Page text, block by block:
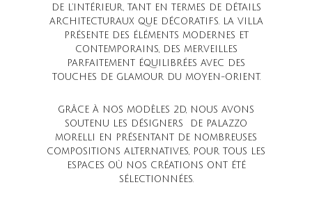
DE L’INTÉRIEUR, TANT EN TERMES DE DÉTAILS
ARCHITECTURAUX QUE DÉCORATIFS. LA VILLA
PRÉSENTE DES ÉLÉMENTS MODERNES ET
CONTEMPORAINS, DES MERVEILLES
PARFAITEMENT ÉQUILIBRÉES AVEC DES
TOUCHES DE GLAMOUR DU MOYEN-ORIENT.
GRÂCE À NOS MODÈLES 2D, NOUS AVONS
SOUTENU LES DÉSIGNERS DE PALAZZO
MORELLI EN PRÉSENTANT DE NOMBREUSES
COMPOSITIONS ALTERNATIVES, POUR TOUS LES
ESPACES OÙ NOS CRÉATIONS ONT ÉTÉ
SÉLECTIONNÉES.